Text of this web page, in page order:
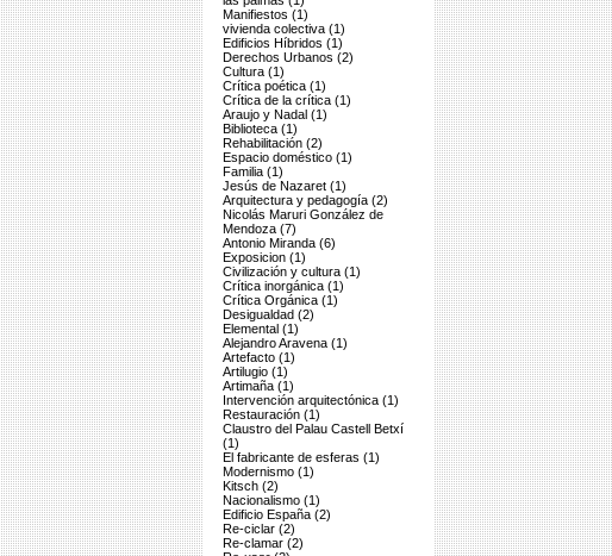
Manifiestos (1)
vivienda colectiva (1)
Edificios Híbridos (1)
Derechos Urbanos (2)
Cultura (1)
Crítica poética (1)
Crítica de la crítica (1)
Araujo y Nadal (1)
Biblioteca (1)
Rehabilitación (2)
Espacio doméstico (1)
Familia (1)
Jesús de Nazaret (1)
Arquitectura y pedagogía (2)
Nicolás Maruri González de
Mendoza (7)
Antonio Miranda (6)
Exposicion (1)
Civilización y cultura (1)
Crítica inorgánica (1)
Crítica Orgánica (1)
Desigualdad (2)
Elemental (1)
Alejandro Aravena (1)
Artefacto (1)
Artilugio (1)
Artimaña (1)
Intervención arquitectónica (1)
Restauración (1)
Claustro del Palau Castell Betxí
(1)
El fabricante de esferas (1)
Modernismo (1)
Kitsch (2)
Nacionalismo (1)
Edificio España (2)
Re-ciclar (2)
Re-clamar (2)